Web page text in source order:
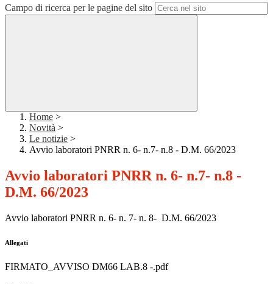
Campo di ricerca per le pagine del sito
Home >
Novità >
Le notizie >
Avvio laboratori PNRR n. 6- n.7- n.8 - D.M. 66/2023
Avvio laboratori PNRR n. 6- n.7- n.8 -
D.M. 66/2023
Avvio laboratori PNRR n. 6- n. 7- n. 8- D.M. 66/2023
Allegati
FIRMATO_AVVISO DM66 LAB.8 -.pdf